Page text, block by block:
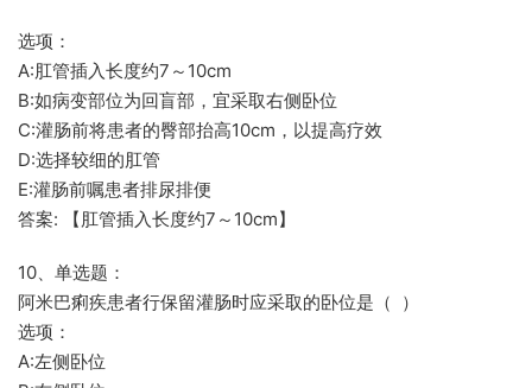
选项：
A:肛管插入长度约7～10cm
B:如病变部位为回盲部，宜采取右侧卧位
C:灌肠前将患者的臀部抬高10cm，以提高疗效
D:选择较细的肛管
E:灌肠前嘱患者排尿排便
答案: 【肛管插入长度约7～10cm】
10、单选题：
阿米巴痢疾患者行保留灌肠时应采取的卧位是（ ）
选项：
A:左侧卧位